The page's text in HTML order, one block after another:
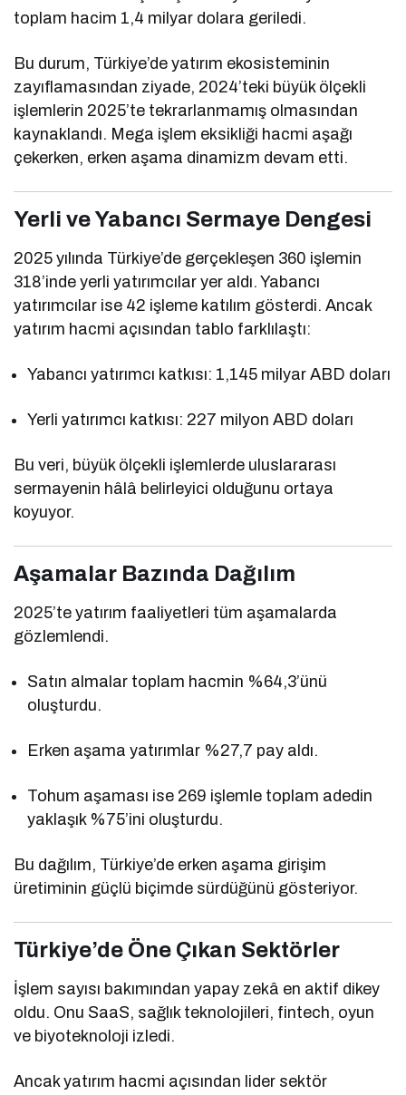
toplam hacim 1,4 milyar dolara geriledi.
Bu durum, Türkiye’de yatırım ekosisteminin
zayıflamasından ziyade, 2024’teki büyük ölçekli
işlemlerin 2025’te tekrarlanmamış olmasından
kaynaklandı. Mega işlem eksikliği hacmi aşağı
çekerken, erken aşama dinamizm devam etti.
Yerli ve Yabancı Sermaye Dengesi
2025 yılında Türkiye’de gerçekleşen 360 işlemin
318’inde yerli yatırımcılar yer aldı. Yabancı
yatırımcılar ise 42 işleme katılım gösterdi. Ancak
yatırım hacmi açısından tablo farklılaştı:
Yabancı yatırımcı katkısı: 1,145 milyar ABD doları
Yerli yatırımcı katkısı: 227 milyon ABD doları
Bu veri, büyük ölçekli işlemlerde uluslararası
sermayenin hâlâ belirleyici olduğunu ortaya
koyuyor.
Aşamalar Bazında Dağılım
2025’te yatırım faaliyetleri tüm aşamalarda
gözlemlendi.
Satın almalar toplam hacmin %64,3’ünü
oluşturdu.
Erken aşama yatırımlar %27,7 pay aldı.
Tohum aşaması ise 269 işlemle toplam adedin
yaklaşık %75’ini oluşturdu.
Bu dağılım, Türkiye’de erken aşama girişim
üretiminin güçlü biçimde sürdüğünü gösteriyor.
Türkiye’de Öne Çıkan Sektörler
İşlem sayısı bakımından yapay zekâ en aktif dikey
oldu. Onu SaaS, sağlık teknolojileri, fintech, oyun
ve biyoteknoloji izledi.
Ancak yatırım hacmi açısından lider sektör